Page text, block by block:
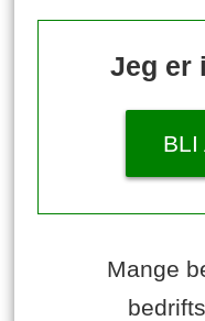
Jeg er
BLI
Mange